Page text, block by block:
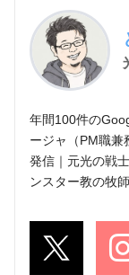
年間100件の
ージャ（PM職兼
発信｜元光の戦
ンスター教の牧師